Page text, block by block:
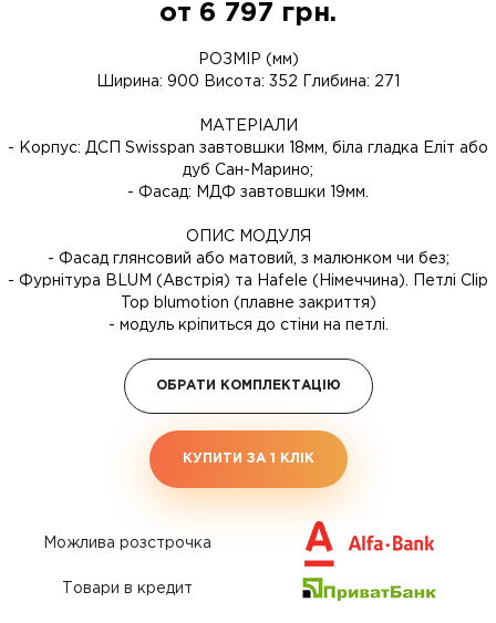
от 6 797 грн.
РОЗМІР (мм)
Ширина: 900 Висота: 352 Глибина: 271
МАТЕРІАЛИ
- Корпус: ДСП Swisspan завтовшки 18мм, біла гладка Еліт або
дуб Сан-Марино;
- Фасад: МДФ завтовшки 19мм.
ОПИС МОДУЛЯ
- Фасад глянсовий або матовий, з малюнком чи без;
- Фурнітура BLUM (Австрія) та Hafele (Німеччина). Петлі Clip
Top blumotion (плавне закриття)
- модуль кріпиться до стіни на петлі.
ОБРАТИ КОМПЛЕКТАЦІЮ
КУПИТИ ЗА 1 КЛIК
Можлива розстрочка
Товари в кредит